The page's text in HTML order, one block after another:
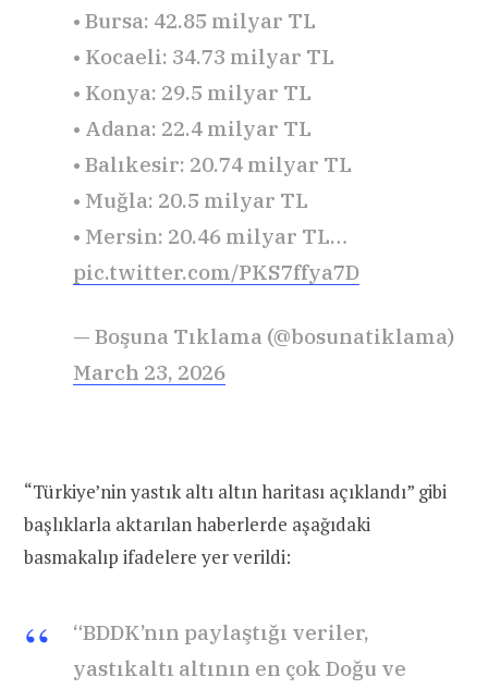
• Bursa: 42.85 milyar TL
• Kocaeli: 34.73 milyar TL
• Konya: 29.5 milyar TL
• Adana: 22.4 milyar TL
• Balıkesir: 20.74 milyar TL
• Muğla: 20.5 milyar TL
• Mersin: 20.46 milyar TL…
pic.twitter.com/PKS7ffya7D
— Boşuna Tıklama (@bosunatiklama)
March 23, 2026
“Türkiye’nin yastık altı altın haritası açıklandı” gibi
başlıklarla aktarılan haberlerde aşağıdaki
basmakalıp ifadelere yer verildi:
“BDDK’nın paylaştığı veriler,
yastıkaltı altının en çok Doğu ve